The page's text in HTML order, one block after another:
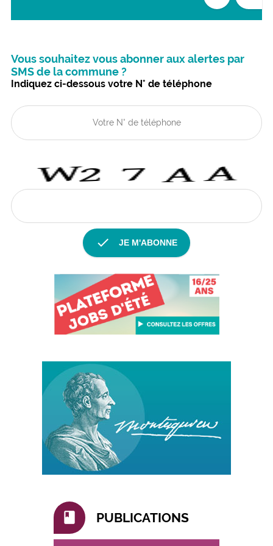
Vous souhaitez vous abonner aux alertes par
SMS de la commune ?
Indiquez ci-dessous votre N° de téléphone
check JE M'ABONNE
book PUBLICATIONS